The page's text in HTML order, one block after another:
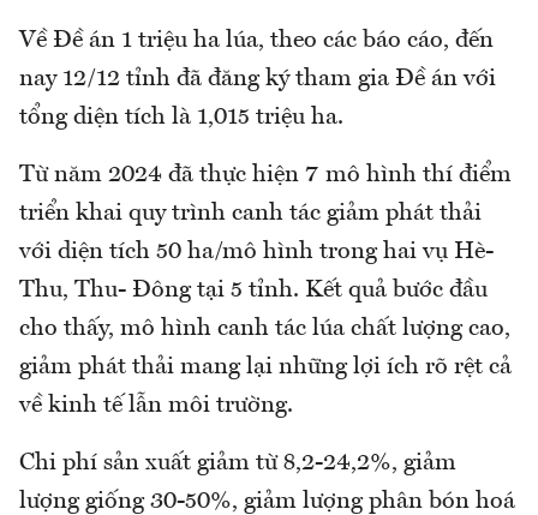
Về Đề án 1 triệu ha lúa, theo các báo cáo, đến
nay 12/12 tỉnh đã đăng ký tham gia Đề án với
tổng diện tích là 1,015 triệu ha.
Từ năm 2024 đã thực hiện 7 mô hình thí điểm
triển khai quy trình canh tác giảm phát thải
với diện tích 50 ha/mô hình trong hai vụ Hè-
Thu, Thu- Đông tại 5 tỉnh. Kết quả bước đầu
cho thấy, mô hình canh tác lúa chất lượng cao,
giảm phát thải mang lại những lợi ích rõ rệt cả
về kinh tế lẫn môi trường.
Chi phí sản xuất giảm từ 8,2-24,2%, giảm
lượng giống 30-50%, giảm lượng phân bón hoá